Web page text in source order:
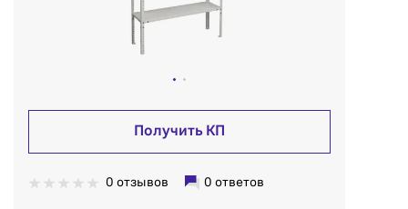
Получить КП
0 отзывов 0 ответов